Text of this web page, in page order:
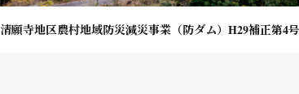
清願寺地区農村地域防災減災事業（防ダム）H29補正第4